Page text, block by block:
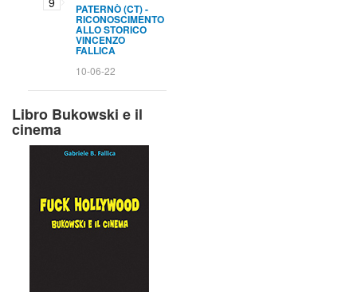
PATERNÒ (CT) -
RICONOSCIMENTO
ALLO STORICO
VINCENZO
FALLICA
10-06-22
Libro Bukowski e il
cinema